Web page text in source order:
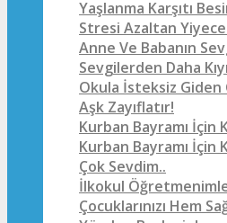
Yaşlanma Karşıtı
Stresi Azaltan
Anne Ve Babanın
Sevgilerden Daha
Okula İsteksiz Giden
Aşk Zayıflatır!
Kurban Bayramı İçin
Kurban Bayramı İçin
Çok Sevdim..
İlkokul
Çocuklarınızı Hem